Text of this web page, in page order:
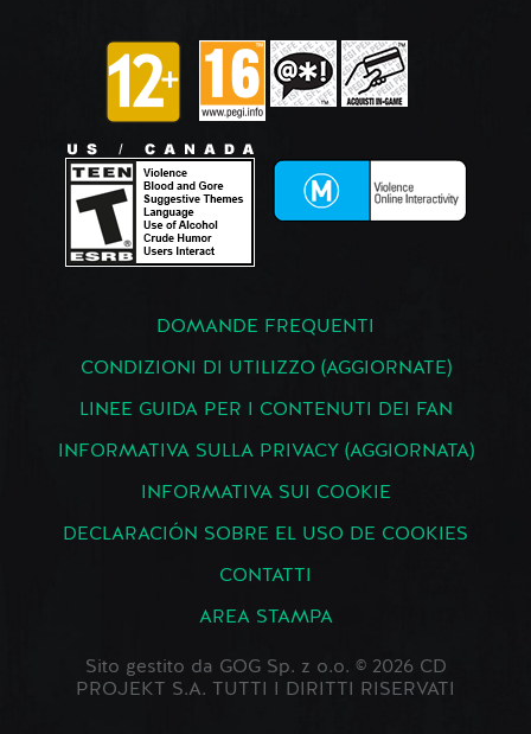
DOMANDE FREQUENTI
CONDIZIONI DI UTILIZZO (AGGIORNATE)
LINEE GUIDA PER I CONTENUTI DEI FAN
INFORMATIVA SULLA PRIVACY (AGGIORNATA)
INFORMATIVA SUI COOKIE
DECLARACIÓN SOBRE EL USO DE COOKIES
CONTATTI
AREA STAMPA
Sito gestito da GOG Sp. z o.o. © 2026 CD
PROJEKT S.A. TUTTI I DIRITTI RISERVATI